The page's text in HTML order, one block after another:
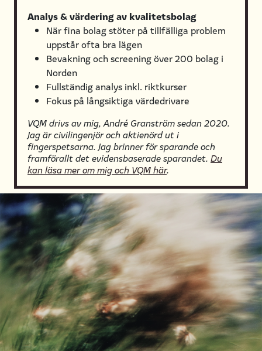
Analys & värdering av kvalitetsbolag
När fina bolag stöter på tillfälliga problem
uppstår ofta bra lägen
Bevakning och screening över 200 bolag i
Norden
Fullständig analys inkl. riktkurser
Fokus på långsiktiga värdedrivare
VQM drivs av mig, André Granström sedan 2020.
Jag är civilingenjör och aktienörd ut i
fingerspetsarna. Jag brinner för sparande och
framförallt det evidensbaserade sparandet. Du
kan läsa mer om mig och VQM här.